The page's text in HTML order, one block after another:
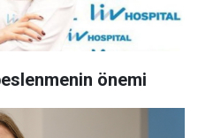
önemi